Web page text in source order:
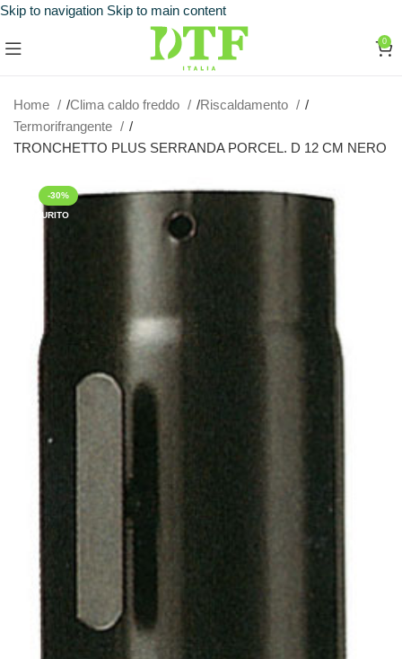
Skip to navigation Skip to main content
0
Home Clima caldo freddo
Riscaldamento
Termorifrangente
TRONCHETTO PLUS SERRANDA PORCEL. D 12 CM NERO
-30%
ESAURITO